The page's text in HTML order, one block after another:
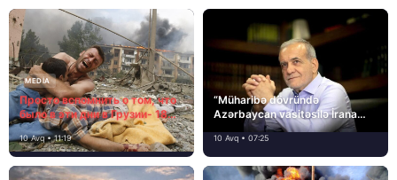
MEDİA
Просто вспомнить о том, что
было в эти дни в Грузии- 18
лет назад, 8 августа 2008
года…
10 Avq • 11:19
“Müharibə dövründə
Azərbaycan vasitəsilə İrana
yardım və dəstək göstərilib”
10 Avq • 07:25